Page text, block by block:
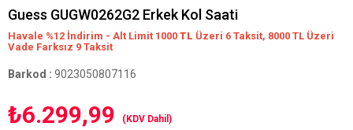
Guess GUGW0262G2 Erkek Kol Saati
Havale %12 İndirim - Alt Limit 1000 TL Üzeri 6 Taksit, 8000 TL Üzeri
Vade Farksız 9 Taksit
Barkod : 9023050807116
₺6.299,99 (KDV Dahil)